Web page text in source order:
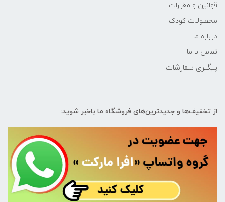
قوانین و مقررات
محصولات کودک
درباره ما
تماس با ما
پیگیری سفارشات
از تخفیف‌ها و جدیدترین‌های فروشگاه ما باخبر شوید: